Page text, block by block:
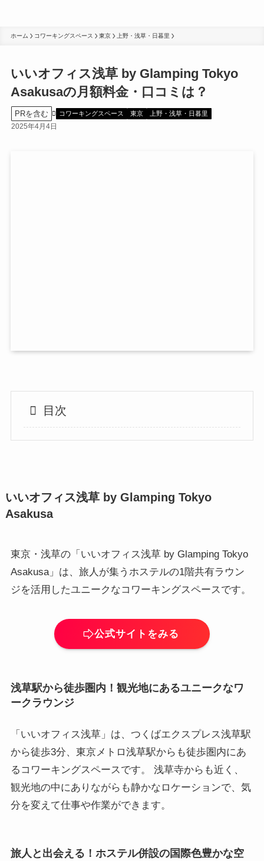
ホーム コワーキングスペース 東京 上野・浅草・日暮里
いいオフィス浅草 by Glamping Tokyo
Asakusaの月額料金・口コミは？
PRを含む コワーキングスペース 東京 上野・浅草・日暮里
2025年4月4日
目次
いいオフィス浅草 by Glamping Tokyo
Asakusa
東京・浅草の「いいオフィス浅草 by Glamping Tokyo
Asakusa」は、旅人が集うホステルの1階共有ラウン
ジを活用したユニークなコワーキングスペースです。
公式サイトをみる
浅草駅から徒歩圏内！観光地にあるユニークなワ
ークラウンジ
「いいオフィス浅草」は、つくばエクスプレス浅草駅
から徒歩3分、東京メトロ浅草駅からも徒歩圏内にあ
るコワーキングスペースです。 浅草寺からも近く、
観光地の中にありながらも静かなロケーションで、気
分を変えて仕事や作業ができます。
旅人と出会える！ホステル併設の国際色豊かな空